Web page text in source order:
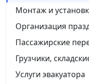
Монтаж и
Организация
Пассажирские
Грузчики,
Услуги эвакуатора